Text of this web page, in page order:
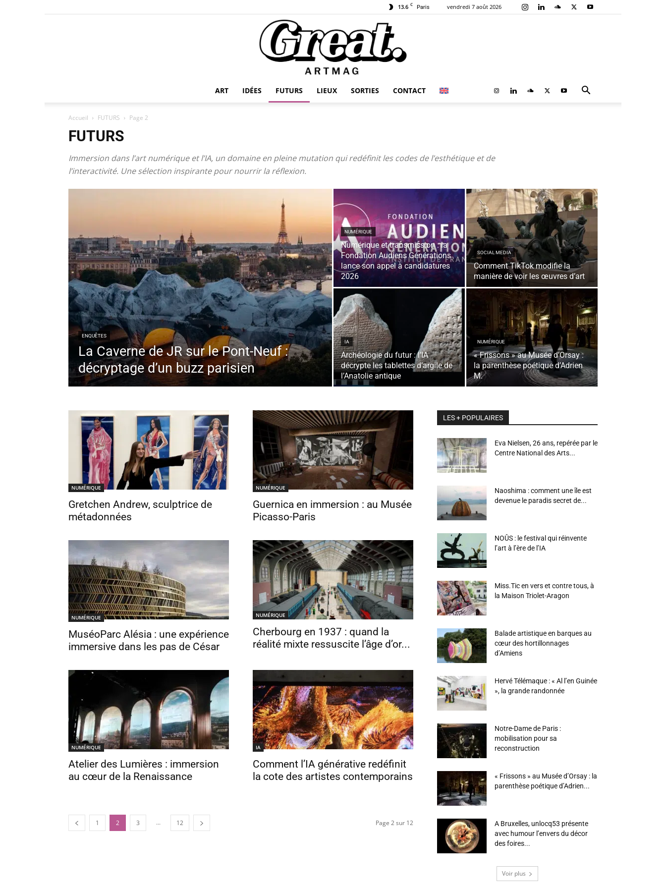
13.6 C Paris vendredi 7 août 2026
ART IDÉES FUTURS LIEUX SORTIES CONTACT
Accueil FUTURS Page 2
FUTURS
Immersion dans l’art numérique et l’IA, un domaine en pleine mutation qui redéfinit les codes de l’esthétique et de
l’interactivité. Une sélection inspirante pour nourrir la réflexion.
ENQUÊTES
La Caverne de JR sur le Pont-Neuf :
décryptage d’un buzz parisien
NUMÉRIQUE
Numérique et transmission : la
Fondation Audiens Générations
lance son appel à candidatures
2026
SOCIAL MEDIA
Comment TikTok modifie la
manière de voir les œuvres d’art
IA
Archéologie du futur : l’IA
décrypte les tablettes d’argile de
l’Anatolie antique
NUMÉRIQUE
« Frissons » au Musée d’Orsay :
la parenthèse poétique d’Adrien
M.
NUMÉRIQUE
Gretchen Andrew, sculptrice de
métadonnées
NUMÉRIQUE
Guernica en immersion : au Musée
Picasso-Paris
NUMÉRIQUE
MuséoParc Alésia : une expérience
immersive dans les pas de César
NUMÉRIQUE
Cherbourg en 1937 : quand la
réalité mixte ressuscite l’âge d’or...
NUMÉRIQUE
Atelier des Lumières : immersion
au cœur de la Renaissance
IA
Comment l’IA générative redéfinit
la cote des artistes contemporains
1 2 3 ... 12 Page 2 sur 12
LES + POPULAIRES
Eva Nielsen, 26 ans, repérée par le
Centre National des Arts...
Naoshima : comment une île est
devenue le paradis secret de...
NOÛS : le festival qui réinvente
l’art à l’ère de l’IA
Miss.Tic en vers et contre tous, à
la Maison Triolet-Aragon
Balade artistique en barques au
cœur des hortillonnages
d’Amiens
Hervé Télémaque : « Al l’en Guinée
», la grande randonnée
Notre-Dame de Paris :
mobilisation pour sa
reconstruction
« Frissons » au Musée d’Orsay : la
parenthèse poétique d’Adrien...
A Bruxelles, unlocq53 présente
avec humour l’envers du décor
des foires...
Voir plus